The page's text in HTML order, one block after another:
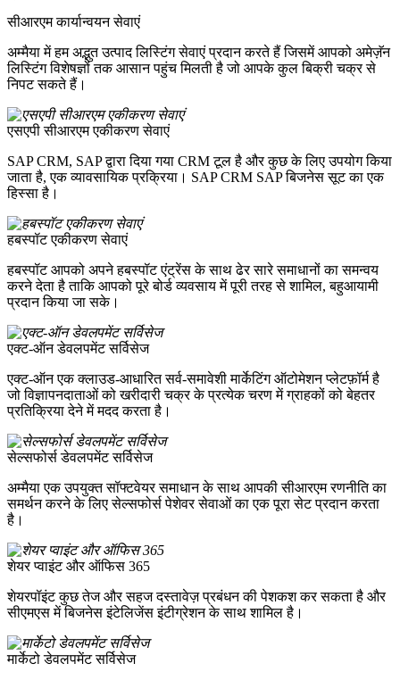
सीआरएम कार्यान्वयन सेवाएं
अम्मैया में हम अद्भुत उत्पाद लिस्टिंग सेवाएं प्रदान करते हैं जिसमें आपको अमेज़ॅन
लिस्टिंग विशेषज्ञों तक आसान पहुंच मिलती है जो आपके कुल बिक्री चक्र से
निपट सकते हैं।
एसएपी सीआरएम एकीकरण सेवाएं
SAP CRM, SAP द्वारा दिया गया CRM टूल है और कुछ के लिए उपयोग किया
जाता है, एक व्यावसायिक प्रक्रिया। SAP CRM SAP बिजनेस सूट का एक
हिस्सा है।
हबस्पॉट एकीकरण सेवाएं
हबस्पॉट आपको अपने हबस्पॉट एंट्रेंस के साथ ढेर सारे समाधानों का समन्वय
करने देता है ताकि आपको पूरे बोर्ड व्यवसाय में पूरी तरह से शामिल, बहुआयामी
प्रदान किया जा सके।
एक्ट-ऑन डेवलपमेंट सर्विसेज
एक्ट-ऑन एक क्लाउड-आधारित सर्व-समावेशी मार्केटिंग ऑटोमेशन प्लेटफ़ॉर्म है
जो विज्ञापनदाताओं को खरीदारी चक्र के प्रत्येक चरण में ग्राहकों को बेहतर
प्रतिक्रिया देने में मदद करता है।
सेल्सफोर्स डेवलपमेंट सर्विसेज
अम्मैया एक उपयुक्त सॉफ्टवेयर समाधान के साथ आपकी सीआरएम रणनीति का
समर्थन करने के लिए सेल्सफोर्स पेशेवर सेवाओं का एक पूरा सेट प्रदान करता
है।
शेयर प्वाइंट और ऑफिस 365
शेयरपॉइंट कुछ तेज और सहज दस्तावेज़ प्रबंधन की पेशकश कर सकता है और
सीएमएस में बिजनेस इंटेलिजेंस इंटीग्रेशन के साथ शामिल है।
मार्केटो डेवलपमेंट सर्विसेज